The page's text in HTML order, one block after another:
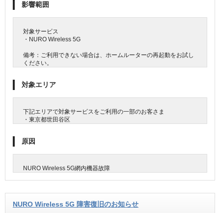
影響範囲
対象サービス
・NURO Wireless 5G
備考：ご利用できない場合は、ホームルーターの再起動をお試し
ください。
対象エリア
下記エリアで対象サービスをご利用の一部のお客さま
・東京都世田谷区
原因
NURO Wireless 5G網内機器故障
NURO Wireless 5G 障害復旧のお知らせ